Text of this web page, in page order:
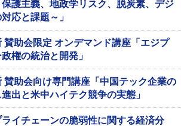
護主義、地政学リスク、脱炭素、デジ
応と課題～」
賛助会限定 オンデマンド講座「エジプ
権の統治と開発」
賛助会向け専門講座「中国テック企業の
出と米中ハイテク競争の実態」
イチェーンの脆弱性に関する経済分